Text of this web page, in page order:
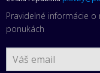
Pravidelné informácie o
ponukách